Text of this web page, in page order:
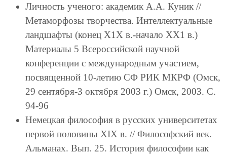
Личность ученого: академик А.А. Куник //
Метаморфозы творчества. Интеллектуальные
ландшафты (конец Х1Х в.-начало ХХ1 в.)
Материалы 5 Всероссийской научной
конференции с международным участием,
посвященной 10-летию СФ РИК МКРФ (Омск,
29 сентября-3 октября 2003 г.) Омск, 2003. С.
94-96
Немецкая философия в русских университетах
первой половины XIX в. // Философский век.
Альманах. Вып. 25. История философии как